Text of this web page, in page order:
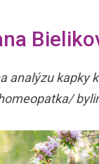
analýzu kapky